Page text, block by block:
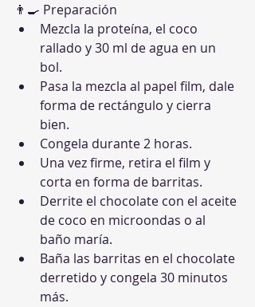
👨‍🍳 Preparación
Mezcla la proteína, el coco
rallado y 30 ml de agua en un
bol.
Pasa la mezcla al papel film, dale
forma de rectángulo y cierra
bien.
Congela durante 2 horas.
Una vez firme, retira el film y
corta en forma de barritas.
Derrite el chocolate con el aceite
de coco en microondas o al
baño maría.
Baña las barritas en el chocolate
derretido y congela 30 minutos
más.